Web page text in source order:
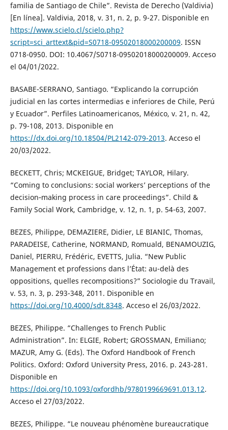
familia de Santiago de Chile”. Revista de Derecho (Valdivia)
[En línea]. Valdivia, 2018, v. 31, n. 2, p. 9-27. Disponible en
https://www.scielo.cl/scielo.php?
script=sci_arttext&pid=S0718-09502018000200009. ISSN
0718-0950. DOI: 10.4067/S0718-09502018000200009. Acceso
el 04/01/2022.
BASABE-SERRANO, Santiago. “Explicando la corrupción
judicial en las cortes intermedias e inferiores de Chile, Perú
y Ecuador”. Perfiles Latinoamericanos, México, v. 21, n. 42,
p. 79-108, 2013. Disponible en
https://dx.doi.org/10.18504/PL2142-079-2013. Acceso el
20/03/2022.
BECKETT, Chris; MCKEIGUE, Bridget; TAYLOR, Hilary.
“Coming to conclusions: social workers’ perceptions of the
decision‐making process in care proceedings”. Child &
Family Social Work, Cambridge, v. 12, n. 1, p. 54-63, 2007.
BEZES, Philippe, DEMAZIERE, Didier, LE BIANIC, Thomas,
PARADEISE, Catherine, NORMAND, Romuald, BENAMOUZIG,
Daniel, PIERRU, Frédéric, EVETTS, Julia. “New Public
Management et professions dans l’État: au-delà des
oppositions, quelles recompositions?” Sociologie du Travail,
v. 53, n. 3, p. 293-348, 2011. Disponible en
https://doi.org/10.4000/sdt.8348. Acceso el 26/03/2022.
BEZES, Philippe. “Challenges to French Public
Administration”. In: ELGIE, Robert; GROSSMAN, Emiliano;
MAZUR, Amy G. (Eds). The Oxford Handbook of French
Politics. Oxford: Oxford University Press, 2016. p. 243-281.
Disponible en
https://doi.org/10.1093/oxfordhb/9780199669691.013.12.
Acceso el 27/03/2022.
BEZES, Philippe. “Le nouveau phénomène bureaucratique